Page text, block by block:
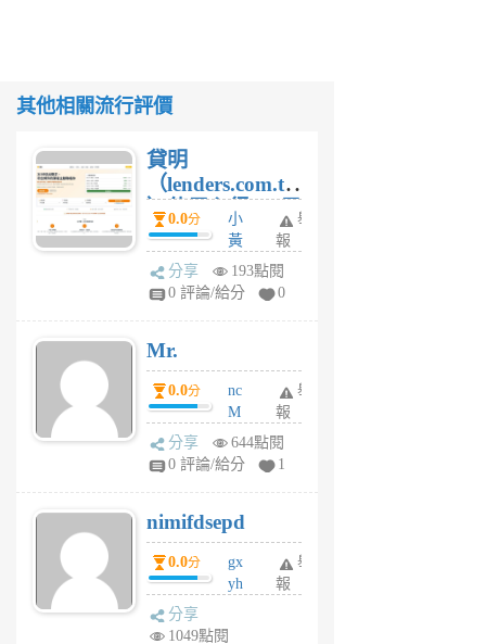
其他相關流行評價
貸明
（lenders.com.tw
）使用心得 — 民
間貸款比較平台
體驗
0.0分
小
黃
蜂
1
舉
報
分享
193點閱
0 評論/給分
0
Mr.
0.0分
nc
M
U
F
U
5
個
月
舉
報
分享
644點閱
0 評論/給分
1
nimifdsepd
0.0分
gx
yh
舉
報
分享
1049點閱